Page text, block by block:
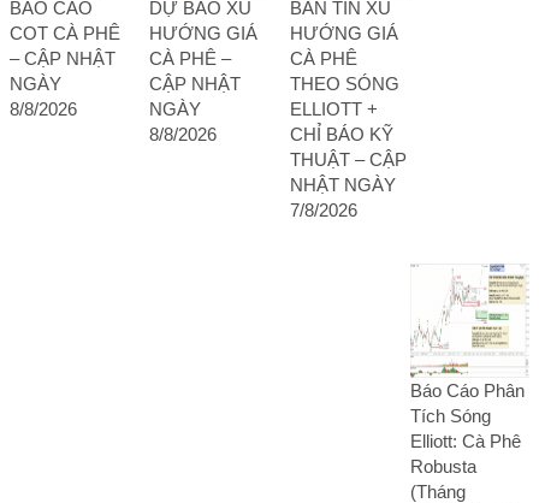
BÁO CÁO
COT CÀ PHÊ
– CẬP NHẬT
NGÀY
8/8/2026
DỰ BÁO XU
HƯỚNG GIÁ
CÀ PHÊ –
CẬP NHẬT
NGÀY
8/8/2026
BẢN TIN XU
HƯỚNG GIÁ
CÀ PHÊ
THEO SÓNG
ELLIOTT +
CHỈ BÁO KỸ
THUẬT – CẬP
NHẬT NGÀY
7/8/2026
Báo Cáo Phân
Tích Sóng
Elliott: Cà Phê
Robusta
(Tháng